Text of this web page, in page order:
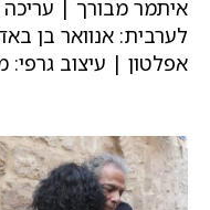
איתמר מבורך | עריכה
לערבית: אנוואר בן
אפלטון | עיצוב גרפי: